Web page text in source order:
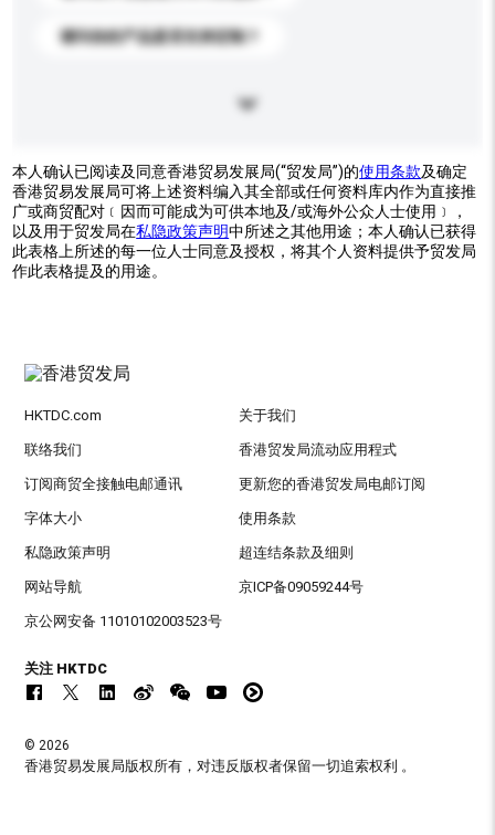
请问你的产品是否支持定制？
本人确认已阅读及同意香港贸易发展局(“贸发局”)的使用条款及确定
香港贸易发展局可将上述资料编入其全部或任何资料库内作为直接推
广或商贸配对﹝因而可能成为可供本地及/或海外公众人士使用﹞，
以及用于贸发局在私隐政策声明中所述之其他用途；本人确认已获得
此表格上所述的每一位人士同意及授权，将其个人资料提供予贸发局
作此表格提及的用途。
HKTDC.com 关于我们
联络我们 香港贸发局流动应用程式
订阅商贸全接触电邮通讯 更新您的香港贸发局电邮订阅
字体大小 使用条款
私隐政策声明 超连结条款及细则
网站导航 京ICP备09059244号
京公网安备 11010102003523号
关注 HKTDC
© 2026
香港贸易发展局版权所有，对违反版权者保留一切追索权利 。